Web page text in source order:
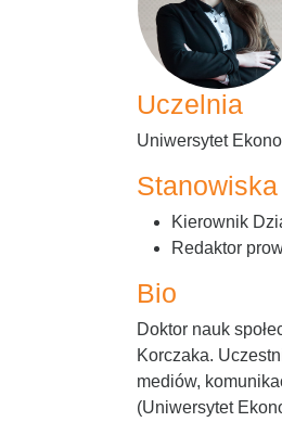
Uczelnia
Uniwersytet
Kierownik
Redaktor
Bio
Doktor nauk
Korczaka.
mediów,
(Uniwersytet